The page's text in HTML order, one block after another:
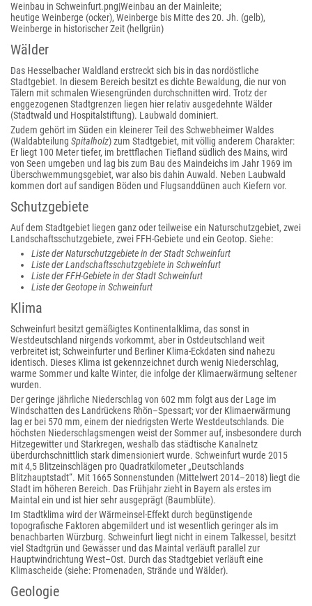
Weinbau in Schweinfurt.png|Weinbau an der Mainleite;
heutige Weinberge (ocker), Weinberge bis Mitte des 20. Jh. (gelb),
Weinberge in historischer Zeit (hellgrün)
Wälder
Das Hesselbacher Waldland erstreckt sich bis in das nordöstliche
Stadtgebiet. In diesem Bereich besitzt es dichte Bewaldung, die nur von
Tälern mit schmalen Wiesengründen durchschnitten wird. Trotz der
enggezogenen Stadtgrenzen liegen hier relativ ausgedehnte Wälder
(Stadtwald und Hospitalstiftung). Laubwald dominiert.
Zudem gehört im Süden ein kleinerer Teil des Schwebheimer Waldes
(Waldabteilung Spitalholz) zum Stadtgebiet, mit völlig anderem Charakter:
Er liegt 100 Meter tiefer, im brettflachen Tiefland südlich des Mains, wird
von Seen umgeben und lag bis zum Bau des Maindeichs im Jahr 1969 im
Überschwemmungsgebiet, war also bis dahin Auwald. Neben Laubwald
kommen dort auf sandigen Böden und Flugsanddünen auch Kiefern vor.
Schutzgebiete
Auf dem Stadtgebiet liegen ganz oder teilweise ein Naturschutzgebiet, zwei
Landschaftsschutzgebiete, zwei FFH-Gebiete und ein Geotop. Siehe:
Liste der Naturschutzgebiete in der Stadt Schweinfurt
Liste der Landschaftsschutzgebiete in Schweinfurt
Liste der FFH-Gebiete in der Stadt Schweinfurt
Liste der Geotope in Schweinfurt
Klima
Schweinfurt besitzt gemäßigtes Kontinentalklima, das sonst in
Westdeutschland nirgends vorkommt, aber in Ostdeutschland weit
verbreitet ist; Schweinfurter und Berliner Klima-Eckdaten sind nahezu
identisch. Dieses Klima ist gekennzeichnet durch wenig Niederschlag,
warme Sommer und kalte Winter, die infolge der Klimaerwärmung seltener
wurden.
Der geringe jährliche Niederschlag von 602 mm folgt aus der Lage im
Windschatten des Landrückens Rhön–Spessart; vor der Klimaerwärmung
lag er bei 570 mm, einem der niedrigsten Werte Westdeutschlands. Die
höchsten Niederschlagsmengen weist der Sommer auf, insbesondere durch
Hitzegewitter und Starkregen, weshalb das städtische Kanalnetz
überdurchschnittlich stark dimensioniert wurde. Schweinfurt wurde 2015
mit 4,5 Blitzeinschlägen pro Quadratkilometer „Deutschlands
Blitzhauptstadt“. Mit 1665 Sonnenstunden (Mittelwert 2014–2018) liegt die
Stadt im höheren Bereich. Das Frühjahr zieht in Bayern als erstes im
Maintal ein und ist hier sehr ausgeprägt (Baumblüte).
Im Stadtklima wird der Wärmeinsel-Effekt durch begünstigende
topografische Faktoren abgemildert und ist wesentlich geringer als im
benachbarten Würzburg. Schweinfurt liegt nicht in einem Talkessel, besitzt
viel Stadtgrün und Gewässer und das Maintal verläuft parallel zur
Hauptwindrichtung West–Ost. Durch das Stadtgebiet verläuft eine
Klimascheide (siehe: Promenaden, Strände und Wälder).
Geologie